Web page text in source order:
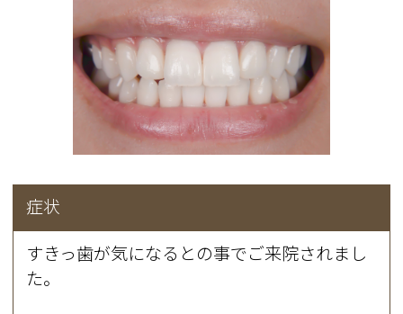
症状
すきっ歯が気になるとの事でご来院されまし
た。